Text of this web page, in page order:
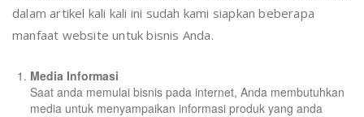
dalam artikel kali kali ini sudah kami siapkan beberapa
manfaat website untuk bisnis Anda.
Media Informasi
Saat anda memulai bisnis pada internet, Anda membutuhkan
media untuk menyampaikan informasi produk yang anda